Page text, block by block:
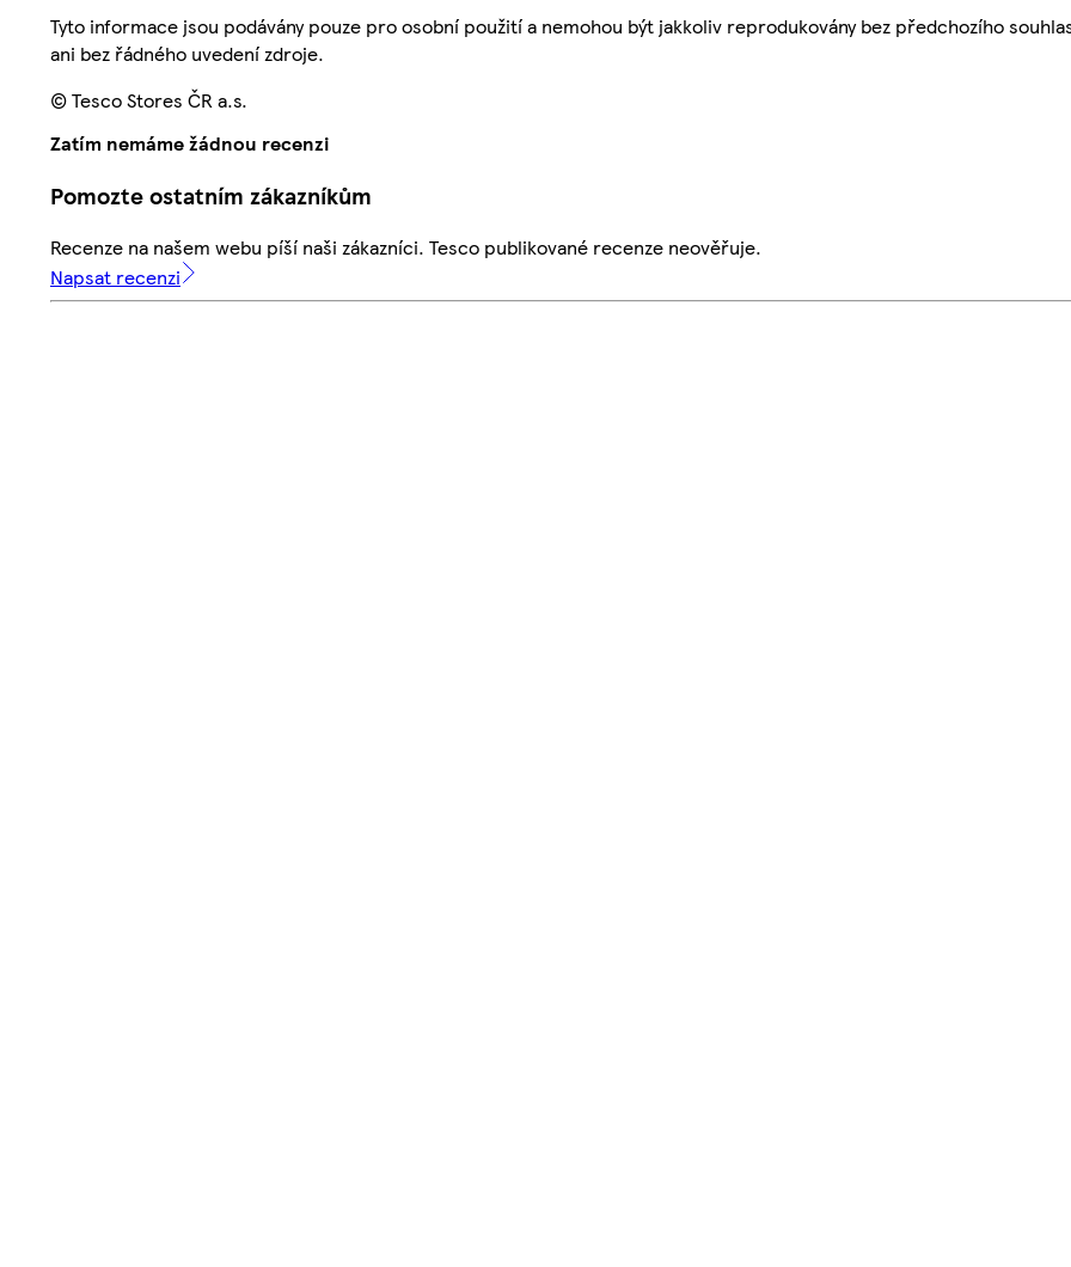
Tyto informace jsou podávány pouze pro osobní použití a nemohou být jakkoliv reprodukovány bez předchozího
ani bez řádného uvedení zdroje.
© Tesco Stores ČR a.s.
Zatím nemáme žádnou recenzi
Pomozte ostatním zákazníkům
Recenze na našem webu píší naši zákazníci. Tesco publikované recenze neověřuje.
Napsat recenzi